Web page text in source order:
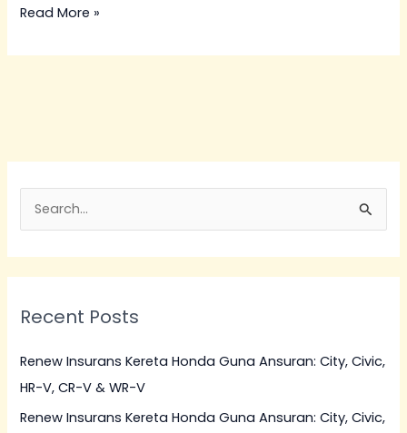
Read More »
c
f
o
r
Recent Posts
Renew Insurans Kereta Honda Guna Ansuran: City, Civic,
HR-V, CR-V & WR-V
Renew Insurans Kereta Honda Guna Ansuran: City, Civic,